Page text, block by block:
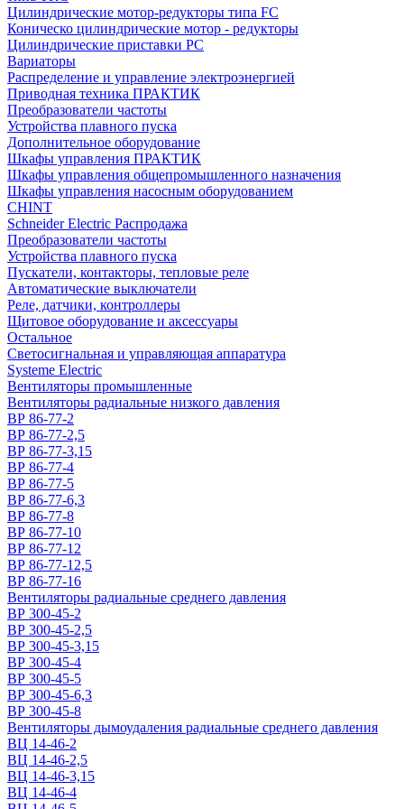
Цилиндрические мотор-редукторы типа FC
Коническо цилиндрические мотор - редукторы
Цилиндрические приставки PC
Вариаторы
Распределение и управление электроэнергией
Приводная техника ПРАКТИК
Преобразователи частоты
Устройства плавного пуска
Дополнительное оборудование
Шкафы управления ПРАКТИК
Шкафы управления общепромышленного назначения
Шкафы управления насосным оборудованием
CHINT
Schneider Electric Распродажа
Преобразователи частоты
Устройства плавного пуска
Пускатели, контакторы, тепловые реле
Автоматические выключатели
Реле, датчики, контроллеры
Щитовое оборудование и аксессуары
Остальное
Светосигнальная и управляющая аппаратура
Systeme Electric
Вентиляторы промышленные
Вентиляторы радиальные низкого давления
ВР 86-77-2
ВР 86-77-2,5
ВР 86-77-3,15
ВР 86-77-4
ВР 86-77-5
ВР 86-77-6,3
ВР 86-77-8
ВР 86-77-10
ВР 86-77-12
ВР 86-77-12,5
ВР 86-77-16
Вентиляторы радиальные среднего давления
ВР 300-45-2
ВР 300-45-2,5
ВР 300-45-3,15
ВР 300-45-4
ВР 300-45-5
ВР 300-45-6,3
ВР 300-45-8
Вентиляторы дымоудаления радиальные среднего давления
ВЦ 14-46-2
ВЦ 14-46-2,5
ВЦ 14-46-3,15
ВЦ 14-46-4